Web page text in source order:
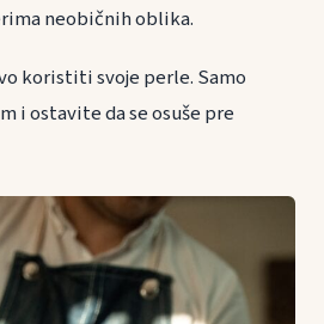
neobičnih oblika.
koristiti svoje perle. Samo
i ostavite da se osuše pre